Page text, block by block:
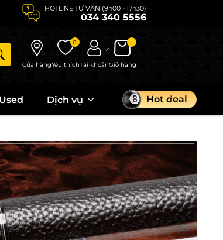
HOTLINE TƯ VẤN (9h00 - 17h30)
034 340 5556
Cửa hàng
0
Yêu thíchTài khoảnGiỏ hàng
Dịch vụ Hot deal